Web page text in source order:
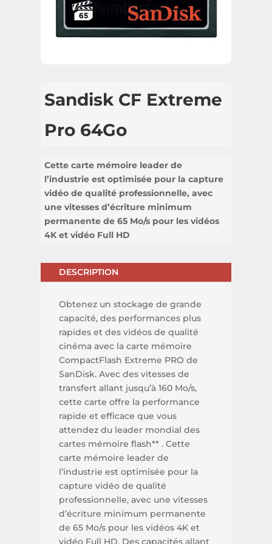
Sandisk CF Extreme
Pro 64Go
Cette carte mémoire leader de
l’industrie est optimisée pour la capture
vidéo de qualité professionnelle, avec
une vitesses d’écriture minimum
permanente de 65 Mo/s pour les vidéos
4K et vidéo Full HD
DESCRIPTION
Obtenez un stockage de grande
capacité, des performances plus
rapides et des vidéos de qualité
cinéma avec la carte mémoire
CompactFlash Extreme PRO de
SanDisk. Avec des vitesses de
transfert allant jusqu’à 160 Mo/s,
cette carte offre la performance
rapide et efficace que vous
attendez du leader mondial des
cartes mémoire flash** . Cette
carte mémoire leader de
l’industrie est optimisée pour la
capture vidéo de qualité
professionnelle, avec une vitesses
d’écriture minimum permanente
de 65 Mo/s pour les vidéos 4K et
vidéo Full HD. Des capacités allant